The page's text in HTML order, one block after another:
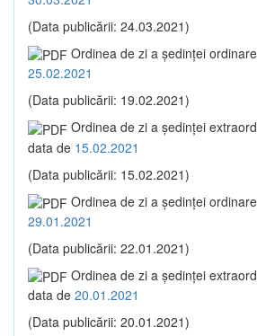
(Data publicării: 24.03.2021)
Ordinea de zi a şedinţei
25.02.2021
(Data publicării: 19.02.2021)
Ordinea de zi a şedinţei
data de 15.02.2021
(Data publicării: 15.02.2021)
Ordinea de zi a şedinţei
29.01.2021
(Data publicării: 22.01.2021)
Ordinea de zi a şedinţei
data de 20.01.2021
(Data publicării: 20.01.2021)